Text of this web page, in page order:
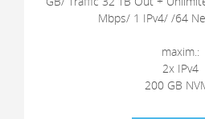
Mbps/ 1 IPv4/ /64
maxim.:
2x IPv4
200 GB